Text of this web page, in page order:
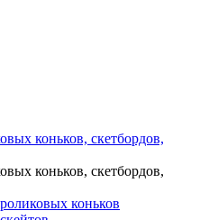
коньков, скетбордов,
коньков, скетбордов,
коньков